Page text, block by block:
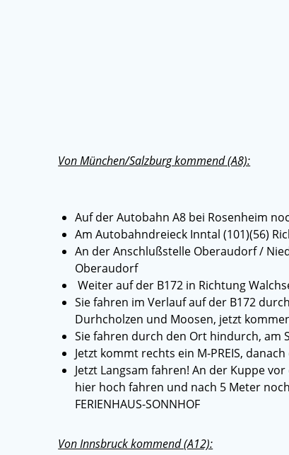
Von München/Salzburg kommend (A8):
Auf der Autobahn A8 bei Rosenheim
Am Autobahndreieck Inntal (101)(56)
An der Anschlußstelle Oberaudorf /
Oberaudorf
Weiter auf der B172 in Richtung
Sie fahren im Verlauf auf der B172
Durhcholzen und Moosen, jetzt
Sie fahren durch den Ort hindurch, am
Jetzt kommt rechts ein M-PREIS,
Jetzt Langsam fahren! An der Kuppe
hier hoch fahren und nach 5 Meter
FERIENHAUS-SONNHOF
Von Innsbruck kommend (A12):